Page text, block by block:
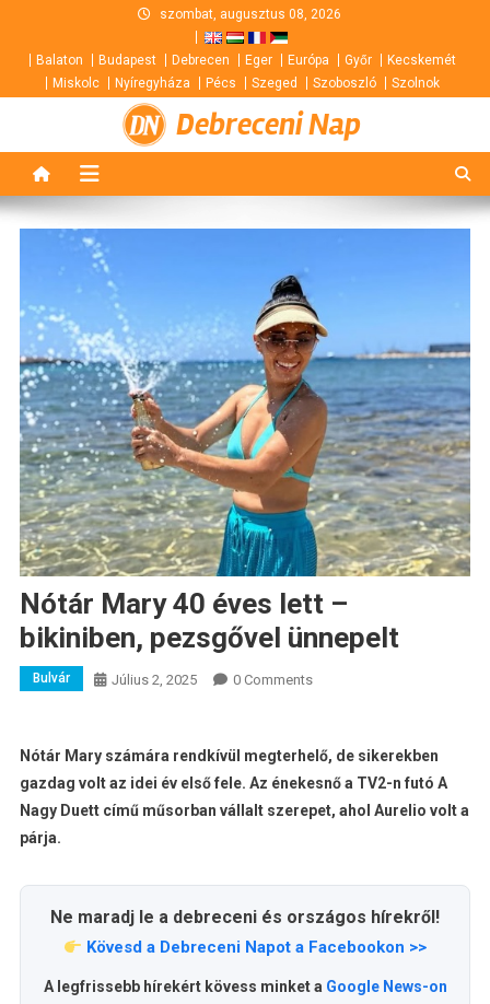
content
szombat, augusztus 08, 2026
Balaton Budapest Debrecen Eger Európa Győr
Kecskemét
Miskolc
Nyíregyháza Pécs Szeged Szoboszló Szolnok
Debreceni Nap
Nótár Mary 40 éves lett –
bikiniben, pezsgővel ünnepelt
Bulvár Július 2, 2025 0 Comments
Nótár Mary számára rendkívül megterhelő, de sikerekben
gazdag volt az idei év első fele. Az énekesnő a TV2-n futó A
Nagy Duett című műsorban vállalt szerepet, ahol Aurelio volt a
párja.
Ne maradj le a debreceni és országos hírekről!
Kövesd a Debreceni Napot a Facebookon >>
A legfrissebb hírekért kövess minket a Google News-on